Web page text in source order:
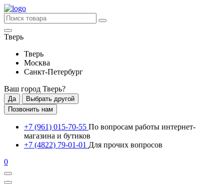
Тверь
Тверь
Москва
Санкт-Петербург
Ваш город Тверь?
Да
Выбрать другой
Позвонить нам
+7 (961) 015-70-55 По вопросам работы интернет-
магазина и бутиков
+7 (4822) 79-01-01 Для прочих вопросов
0